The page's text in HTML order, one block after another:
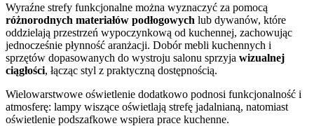
Wyraźne strefy funkcjonalne można wyznaczyć za pomocą
różnorodnych materiałów podłogowych lub dywanów, które
oddzielają przestrzeń wypoczynkową od kuchennej, zachowując
jednocześnie płynność aranżacji. Dobór mebli kuchennych i
sprzętów dopasowanych do wystroju salonu sprzyja wizualnej
ciągłości, łącząc styl z praktyczną dostępnością.
Wielowarstwowe oświetlenie dodatkowo podnosi funkcjonalność i
atmosferę: lampy wiszące oświetlają strefę jadalnianą, natomiast
oświetlenie podszafkowe wspiera prace kuchenne.